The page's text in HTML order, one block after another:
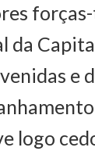
da
e
logo